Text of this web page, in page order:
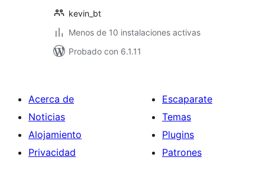
kevin_bt
Menos de 10 instalaciones activas
Probado con 6.1.11
Acerca de
Noticias
Alojamiento
Privacidad
Escaparate
Temas
Plugins
Patrones